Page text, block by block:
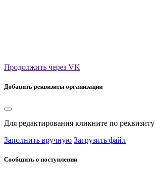
Продолжить через VK
Добавить реквизиты организации
Для редактирования кликните по реквизиту
Заполнить вручную Загрузить файл
Сообщить о поступлении